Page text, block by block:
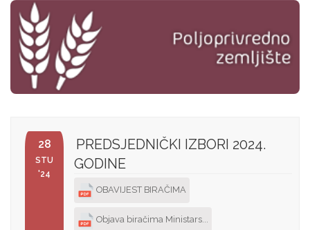
28
STU
'24
PREDSJEDNIČKI IZBORI 2024.
GODINE
OBAVIJEST BIRAČIMA
Objava biračima Ministars...